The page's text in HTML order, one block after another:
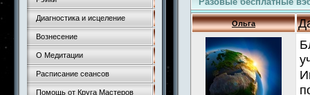
Диагностика и исцеление
Вознесение
О Медитации
Расписание сеансов
Помощь от Круга Мастеров
Ольга